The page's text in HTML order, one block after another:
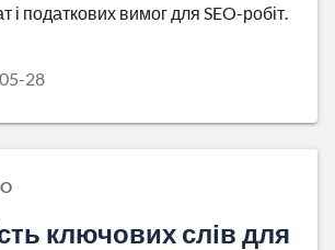
і податкових вимог для SEO-робіт.
28
ключових слів для